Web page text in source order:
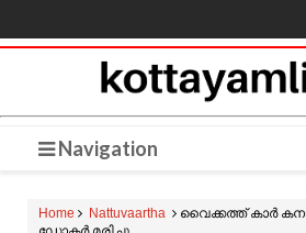
Navigation
Home Nattuvaartha
വൈക്കത്ത് കാർ